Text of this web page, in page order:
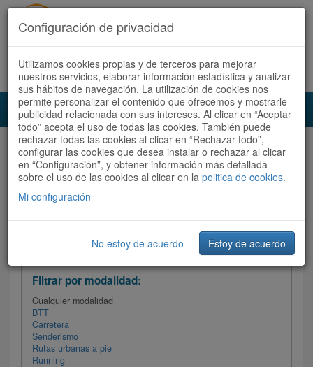
Acceder Registrate ahora Español | Català
Audioruta Todas las rutas
Todas las rutas Ordenar por:Más recientes
Filtrar las rutas
Filtrar por modalidad:
Cualquier modalidad
BTT
Carretera
Senderismo
Rutas urbanas a pie
Running
Configuración de privacidad
Utilizamos cookies propias y de terceros para mejorar
nuestros servicios, elaborar información estadística y analizar
sus hábitos de navegación. La utilización de cookies nos
permite personalizar el contenido que ofrecemos y mostrarle
publicidad relacionada con sus intereses. Al clicar en “Aceptar
todo” acepta el uso de todas las cookies. También puede
rechazar todas las cookies al clicar en “Rechazar todo”,
configurar las cookies que desea instalar o rechazar al clicar
en “Configuración”, y obtener información más detallada
sobre el uso de las cookies al clicar en la politica de cookies.
Mi configuración
No estoy de acuerdo Estoy de acuerdo